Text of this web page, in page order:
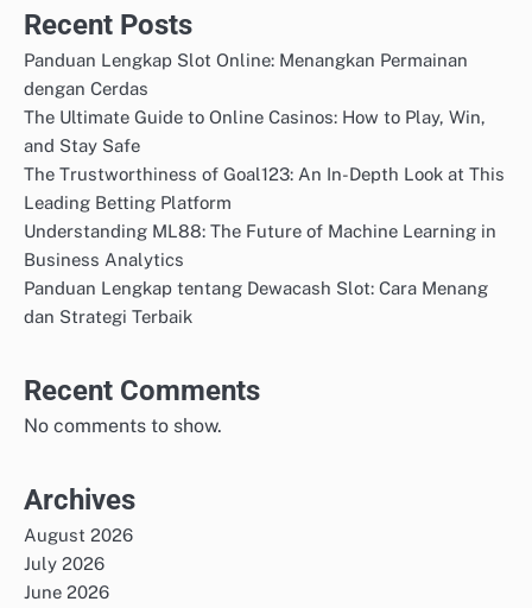
Recent Posts
Panduan Lengkap Slot Online: Menangkan Permainan
dengan Cerdas
The Ultimate Guide to Online Casinos: How to Play, Win,
and Stay Safe
The Trustworthiness of Goal123: An In-Depth Look at This
Leading Betting Platform
Understanding ML88: The Future of Machine Learning in
Business Analytics
Panduan Lengkap tentang Dewacash Slot: Cara Menang
dan Strategi Terbaik
Recent Comments
No comments to show.
Archives
August 2026
July 2026
June 2026